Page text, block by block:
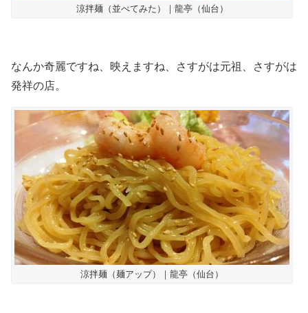
涼拌麺（並べてみた）｜龍亭（仙台）
なんか奇麗ですね、映えますね、さすがは元祖、さすがは
発祥の店。
涼拌麺（麺アップ）｜龍亭（仙台）